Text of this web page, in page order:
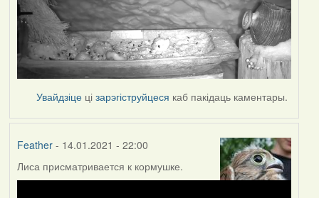
Увайдзіце цізарэгіструйцеся каб пакідаць каментары.
Feather- 14.01.2021 - 22:00
Лиса присматривается к кормушке.